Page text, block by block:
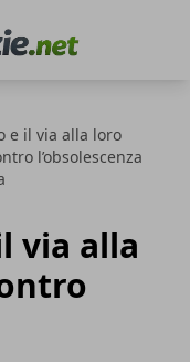
e il via alla loro
l’obsolescenza
via alla